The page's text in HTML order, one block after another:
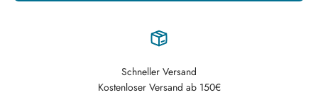
Schneller Versand
Kostenloser Versand ab 150€